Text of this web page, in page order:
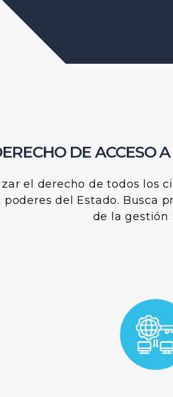
DE ACCESO
el derecho de todos los
del Estado. Busca
de la gestión